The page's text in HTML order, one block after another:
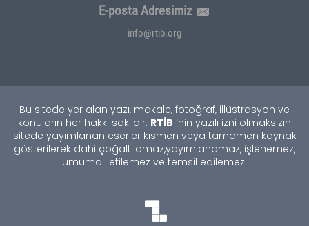
E-posta Adresimiz
info@rtib.org
Bu sitede yer alan yazı, makale, fotoğraf, illüstrasyon ve
konuların her hakkı saklıdır. RTİB ’nin yazılı izni olmaksızın
sitede yayımlanan eserler kısmen veya tamamen kaynak
gösterilerek dahi çoğaltılamaz,yayımlanamaz, işlenemez,
umuma iletilemez ve temsil edilemez.
TEKNOBURSA
SWORDBROS